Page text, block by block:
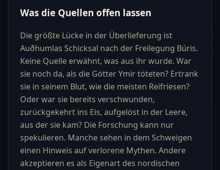
Was die Quellen offen lassen
Die größte Lücke in der Überlieferung ist
Auðhumlas Schicksal nach der Freilegung Búris.
Keine Quelle erwähnt, was aus ihr wurde. War
sie noch da, als die Götter Ymir töteten? Ertrank
sie in seinem Blut, wie die meisten Reifriesen?
Oder war sie bereits verschwunden,
zurückgekehrt ins Eis, aufgelöst in der Leere,
aus der sie kam? Die Forschung kann nur
spekulieren. Manche sehen in dem Schweigen
einen Hinweis auf verlorene Mythen. Andere
akzeptieren es als Eigenart des nordischen